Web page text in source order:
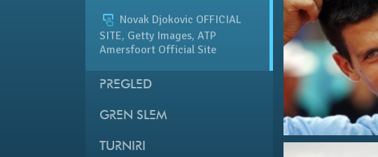
Novak Djokovic OFFICIAL
SITE, Getty Images, ATP
Amersfoort Official Site
PREGLED
GREN SLEM
TURNIRI